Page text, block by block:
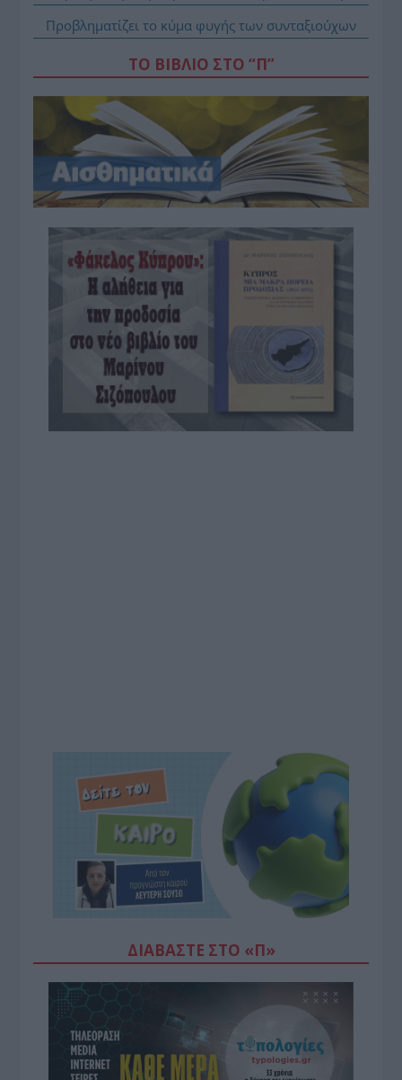
Προβληματίζει το κύμα φυγής των συνταξιούχων
ΤΟ ΒΙΒΛΙΟ ΣΤΟ “Π”
ΔΙΑΒΆΣΤΕ ΣΤΟ «Π»